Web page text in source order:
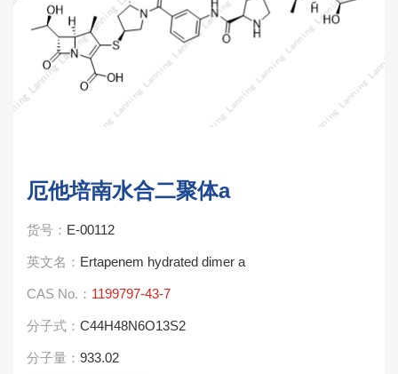
厄他培南水合二聚体a
货号： E-00112
英文名： Ertapenem hydrated dimer a
CAS No.： 1199797-43-7
分子式： C44H48N6O13S2
分子量： 933.02